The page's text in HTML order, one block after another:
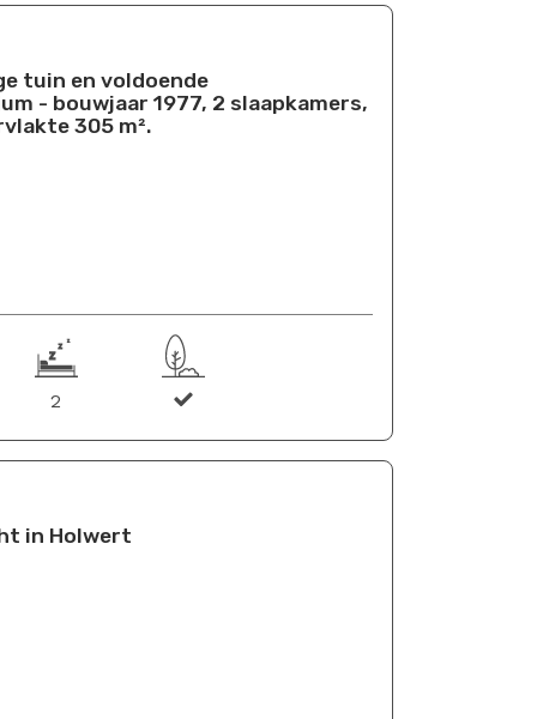
tuin en voldoende
- bouwjaar 1977, 2 slaapkamers,
305 m².
2
in Holwert